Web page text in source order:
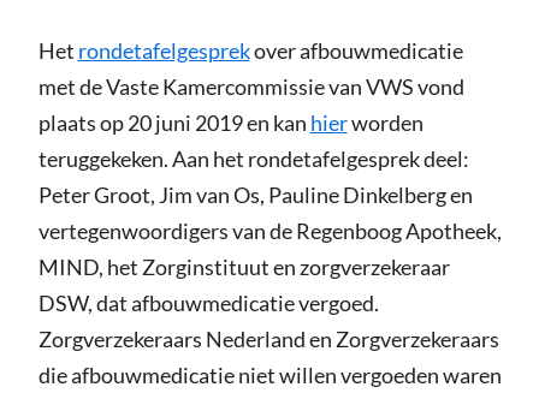
Het rondetafelgesprekover afbouwmedicatie
met de Vaste Kamercommissie van VWS vond
plaats op 20 juni 2019 en kan hierworden
teruggekeken. Aan het rondetafelgesprek deel:
Peter Groot, Jim van Os, Pauline Dinkelberg en
vertegenwoordigers van de Regenboog Apotheek,
MIND, het Zorginstituut en zorgverzekeraar
DSW, dat afbouwmedicatie vergoed.
Zorgverzekeraars Nederland en Zorgverzekeraars
die afbouwmedicatie niet willen vergoeden waren